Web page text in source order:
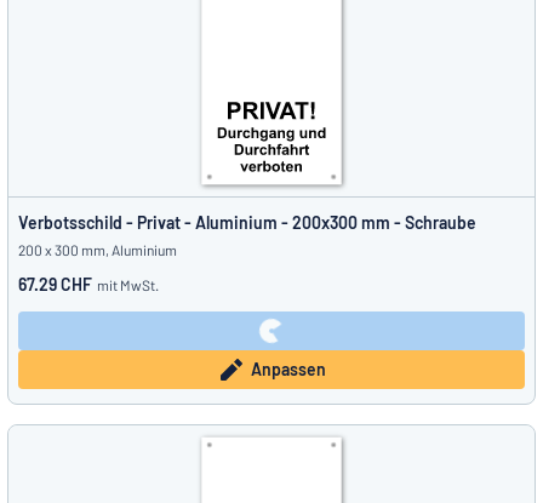
Verbotsschild - Privat - Aluminium - 200x300 mm - Schraube
200 x 300 mm, Aluminium
67.29 CHF mit MwSt.
Anpassen